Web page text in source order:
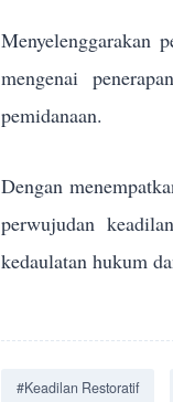
Menyelenggarakan
mengenai
pemidanaan.
Dengan
perwujudan
kedaulatan hukum
#Keadilan Restoratif